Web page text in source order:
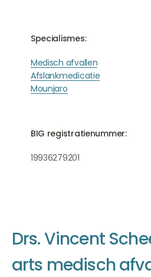
Specialismes:
Medisch afvallen
Afslankmedicatie
Mounjaro
BIG registratienummer:
19936279201
Drs.Vincent Sche
arts medischafv